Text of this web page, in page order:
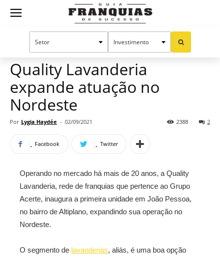
Guia
Mercado de franquias
Quality Lavanderia
expande atuação no
Nordeste
Por Lygia Haydée - 02/09/2021 2
2388
Facebook Twitter
Operando no mercado há mais de 20 anos, a Quality
Lavanderia, rede de franquias que pertence ao Grupo
Acerte, inaugura a primeira unidade em João Pessoa,
no bairro de Altiplano, expandindo sua operação no
Nordeste.
O segmento de lavanderias, aliás, é uma boa opção